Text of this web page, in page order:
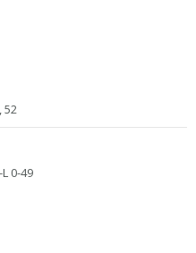
52
L 0-49